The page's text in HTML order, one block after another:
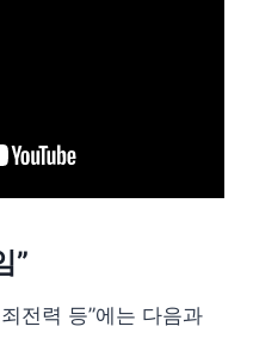
”
전력 등”에는 다음과